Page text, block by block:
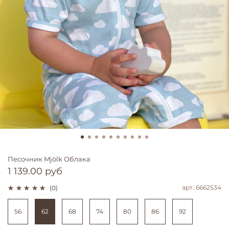
(0) арт. 6662534
Песочник Mjölk Облака
1 139.00 руб
56 62 68 74 80 86 92